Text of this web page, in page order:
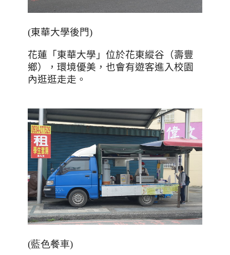
(東華大學後門)
花蓮「東華大學」位於花東縱谷（壽豐
鄉），環境優美，也會有遊客進入校園
內逛逛走走。
(藍色餐車)